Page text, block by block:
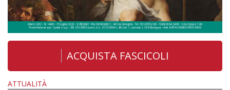
ACQUISTA FASCICOLI
ATTUALITÀ